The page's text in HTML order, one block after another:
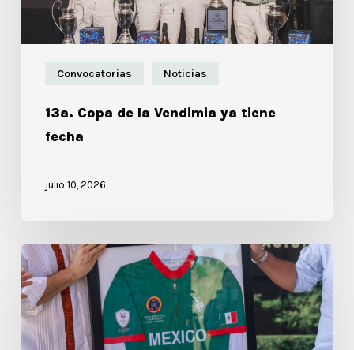
Convocatorias Noticias
13a. Copa de la Vendimia ya tiene
fecha
julio 10, 2026